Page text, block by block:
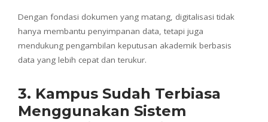
Dengan fondasi dokumen yang matang, digitalisasi tidak
hanya membantu penyimpanan data, tetapi juga
mendukung pengambilan keputusan akademik berbasis
data yang lebih cepat dan terukur.
3. Kampus Sudah Terbiasa
Menggunakan Sistem